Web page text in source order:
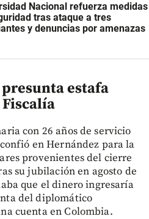
Nacional refuerza medidas
tras ataque a tres
y denuncias por amenazas
estafa
Fiscalía
con 26 años de servicio
en Hernández para la
provenientes del cierre
su jubilación en agosto de
que el dinero ingresaría
del diplomático
cuenta en Colombia.